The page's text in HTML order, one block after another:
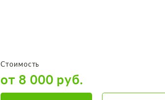
Стоимость
от 8 000 руб.